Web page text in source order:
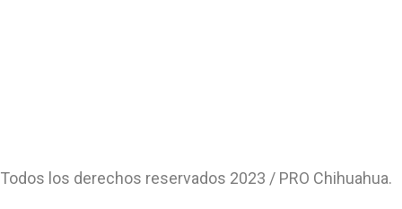
Todos los derechos reservados 2023 / PRO Chihuahua.